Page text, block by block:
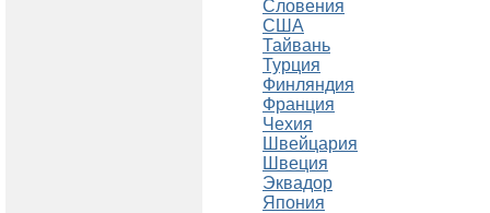
Словения
США
Тайвань
Турция
Финляндия
Франция
Чехия
Швейцария
Швеция
Эквадор
Япония